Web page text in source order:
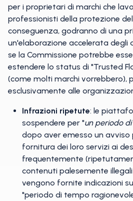
per i proprietari di marchi che
professionisti della protezione
conseguenza, godranno di una
un'elaborazione accelerata degli
se la Commissione potrebbe
estendere lo status di "Trusted
(come molti marchi vorrebbero),
esclusivamente alle
Infrazioni ripetute: le
sospendere per "un periodo
dopo aver emesso un avviso
fornitura dei loro servizi ai
frequentemente
contenuti palesemente
vengono fornite indicazioni
"periodo di tempo